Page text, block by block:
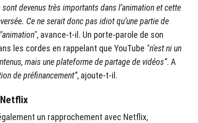
devenus très importants dans l’animation et cette
Ce ne serait donc pas idiot qu’une partie de
, avance-t-il. Un porte-parole de son
les cordes en rappelant que YouTube "n'est ni un
mais une plateforme de partage de vidéos”. A
de préfinancement”, ajoute-t-il.
un rapprochement avec Netflix,